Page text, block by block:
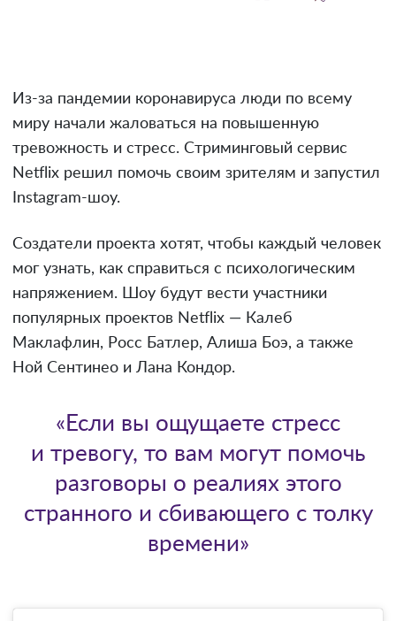
Из-за пандемии коронавируса люди по всему
миру начали жаловаться на повышенную
тревожность и стресс. Стриминговый сервис
Netflix решил помочь своим зрителям и запустил
Instagram-шоу.
Создатели проекта хотят, чтобы каждый человек
мог узнать, как справиться с психологическим
напряжением. Шоу будут вести участники
популярных проектов Netflix — Калеб
Маклафлин, Росс Батлер, Алиша Боэ, а также
Ной Сентинео и Лана Кондор.
«Если вы ощущаете стресс
и тревогу, то вам могут помочь
разговоры о реалиях этого
странного и сбивающего с толку
времени»